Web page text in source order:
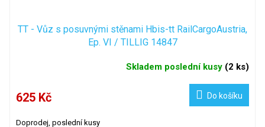
TT - Vůz s posuvnými stěnami Hbis-tt RailCargoAustria,
Ep. VI / TILLIG 14847
Skladem poslední kusy (2 ks)
625 Kč Do košíku
Doprodej, poslední kusy